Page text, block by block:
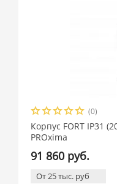
(0)
Корпус FORT IP31
PROxima
91 860 руб.
От 25 тыс. руб